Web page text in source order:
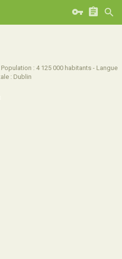
: 4 125 000 habitants - Langue
: Dublin